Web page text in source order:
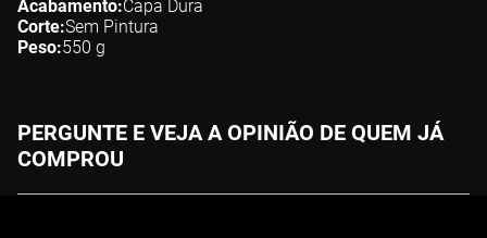
Acabamento Capa Dura
Corte Sem Pintura
Peso 550 g
PERGUNTE E VEJA A OPINIÃO DE QUEM JÁ
COMPROU